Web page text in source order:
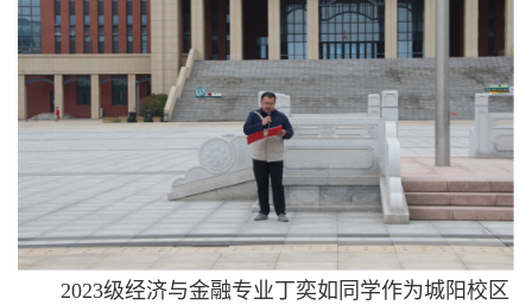
2023级经济与金融专业丁奕如同学作为城阳校区